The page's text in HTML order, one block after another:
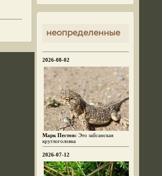
неопределенные
2026-08-02
Марк Пестов: Это зайсанская
круглоголовка
2026-07-12